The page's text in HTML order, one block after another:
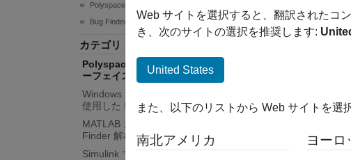
Polyspace Bug Finder
Bug Finder の実行
カテゴリ
Polyspace Platform ユーザー インタ
ーフェイスでの Bug Finder 解析
Windows または Linux スクリプトを
使用した Bug Finder 解析
MATLAB スクリプトを使用した Bug
Finder 解析
Simulink での Bug Finder 解析
Polyspace®
Polyspace
Polyspace
Web サイトを選択すると、翻訳されたコ
き、次のサイトの選択を推奨します:
United States
また、以下のリストから Web サイトを選
南北アメリカ ヨーロ